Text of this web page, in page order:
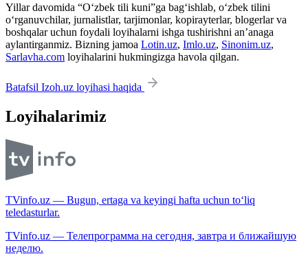
Yillar davomida “O‘zbek tili kuni”ga bag‘ishlab, o‘zbek tilini
o‘rganuvchilar, jurnalistlar, tarjimonlar, kopirayterlar, blogerlar va
boshqalar uchun foydali loyihalarni ishga tushirishni an’anaga
aylantirganmiz. Bizning jamoa Lotin.uz, Imlo.uz, Sinonim.uz,
Sarlavha.com loyihalarini hukmingizga havola qilgan.
Batafsil Izoh.uz loyihasi haqida
Loyihalarimiz
TVinfo.uz — Bugun, ertaga va keyingi hafta uchun to‘liq
teledasturlar.
TVinfo.uz — Телепрограмма на сегодня, завтра и ближайшую
неделю.